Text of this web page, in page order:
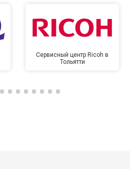
Сервисный центр Ricoh в
Тольятти